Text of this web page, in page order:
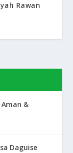
Rawan
&
Daguise